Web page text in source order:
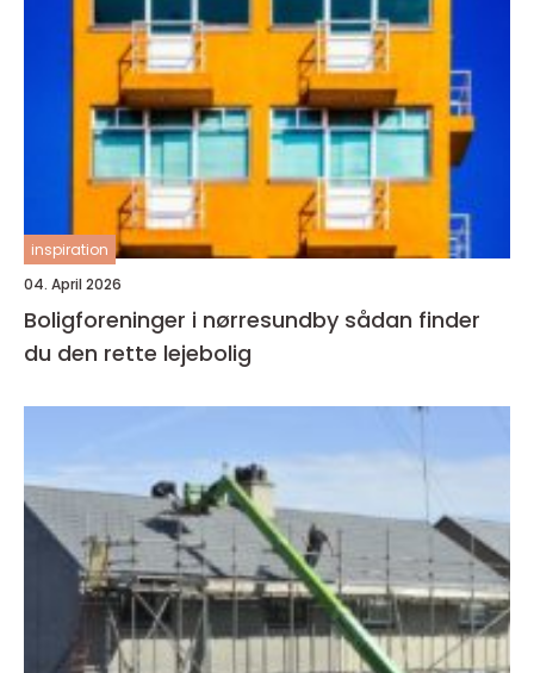
inspiration
04. April 2026
Boligforeninger i nørresundby sådan finder
du den rette lejebolig